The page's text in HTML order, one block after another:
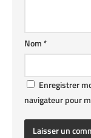
Nom*
Enregistrer
navigateur pour